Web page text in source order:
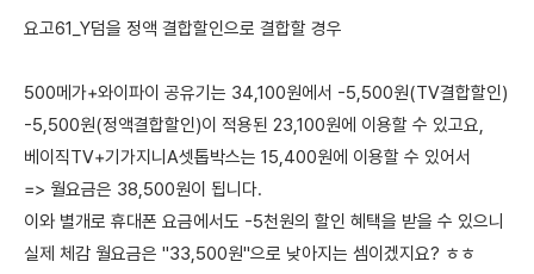
요고61_Y덤을 정액 결합할인으로 결합할 경우
500메가+와이파이 공유기는 34,100원에서 -5,500원(TV결합할인)
-5,500원(정액결합할인)이 적용된 23,100원에 이용할 수 있고요,
베이직TV+기가지니A셋톱박스는 15,400원에 이용할 수 있어서
=> 월요금은 38,500원이 됩니다.
이와 별개로 휴대폰 요금에서도 -5천원의 할인 혜택을 받을 수 있으니
실제 체감 월요금은 "33,500원"으로 낮아지는 셈이겠지요? ㅎㅎ